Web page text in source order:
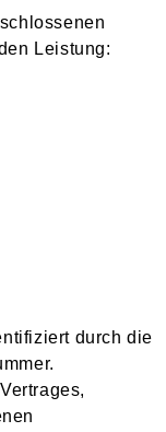
Leistung:
durch die